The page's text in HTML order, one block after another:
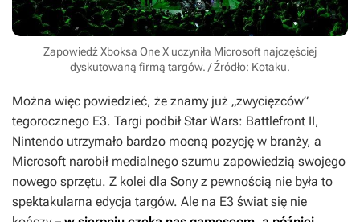
Zapowiedź Xboksa One X uczyniła Microsoft najczęściej
dyskutowaną firmą targów. / Źródło: Kotaku.
Można więc powiedzieć, że znamy już „zwycięzców”
tegorocznego E3. Targi podbił Star Wars: Battlefront II,
Nintendo utrzymało bardzo mocną pozycję w branży, a
Microsoft narobił medialnego szumu zapowiedzią swojego
nowego sprzętu. Z kolei dla Sony z pewnością nie była to
spektakularna edycja targów. Ale na E3 świat się nie